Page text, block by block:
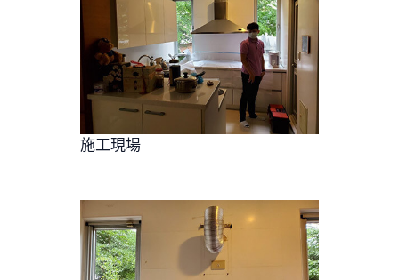
施工現場